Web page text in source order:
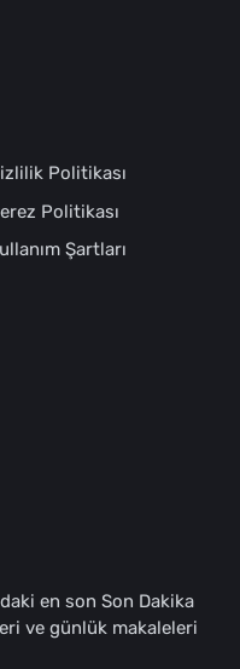
Politikası
Politikası
Şartları
en son Son Dakika
ve günlük makaleleri